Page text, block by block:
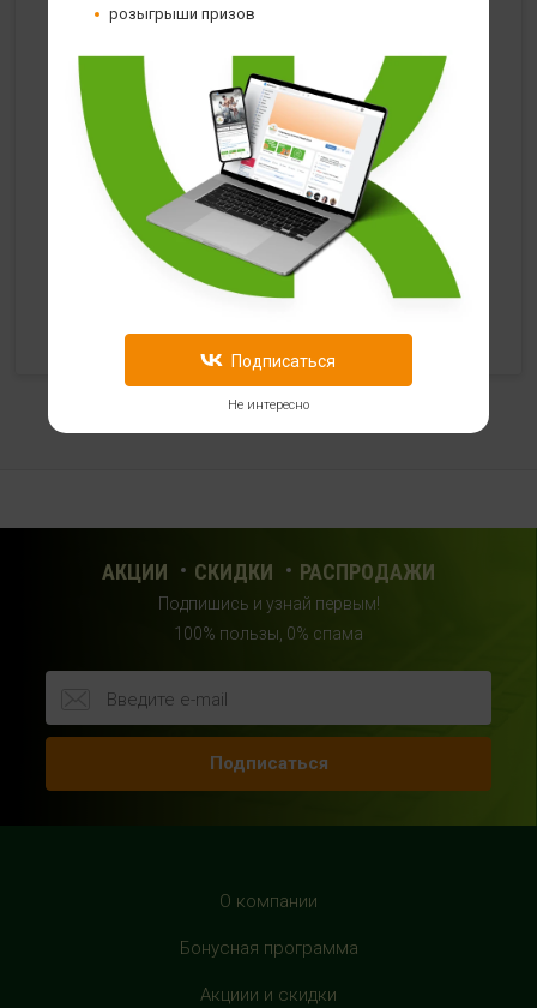
с 10:00 до 22:00 (без выходных)
HealthStore в ТРЦ "Ковров-Молл"
г. Ковров, ул. Лопатина 7а, второй этаж, слева от
магазина "СпортМастер"
+ 7 (903) 645-25-85
с 10:00 до 21:00 (без выходных)
HealthStore + ФИТНЕС-БАР в ТРЦ "Красный кит"
г. Мытищи, Шараповский проезд, вл. 2, третий этаж,
HealthStore в ТРЦ "Саларис"
+7 (963) 682-32- 02
с 10:00 до 22:00 (без выходных)
HealthStore в ТРЦ "Райкин Плаза"
+7 (963) 682-31-94
с 10:00 до 22:00 (без выходных)
HealthStore в ТРЦ "Филион"
АКЦИИ СКИДКИ РАСПРОДАЖИ
Подпишись и узнай первым!
100% пользы, 0% спама
Подписаться
О компании
Бонусная программа
Акциии и скидки
розыгрыши призов
Подписаться
Не интересно